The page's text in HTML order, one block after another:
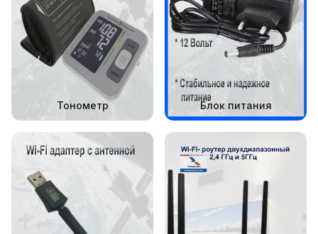
Тонометр Блок питания